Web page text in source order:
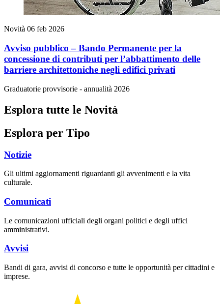
Novità 06 feb 2026
Avviso pubblico – Bando Permanente per la
concessione di contributi per l’abbattimento delle
barriere architettoniche negli edifici privati
Graduatorie provvisorie - annualità 2026
Esplora tutte le Novità
Esplora per Tipo
Notizie
Gli ultimi aggiornamenti riguardanti gli avvenimenti e la vita
culturale.
Comunicati
Le comunicazioni ufficiali degli organi politici e degli uffici
amministrativi.
Avvisi
Bandi di gara, avvisi di concorso e tutte le opportunità per cittadini e
imprese.